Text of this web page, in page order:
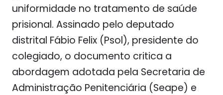
uniformidade no tratamento de saúde
prisional. Assinado pelo deputado
distrital Fábio Felix (Psol), presidente do
colegiado, o documento critica a
abordagem adotada pela Secretaria de
Administração Penitenciária (Seape) e